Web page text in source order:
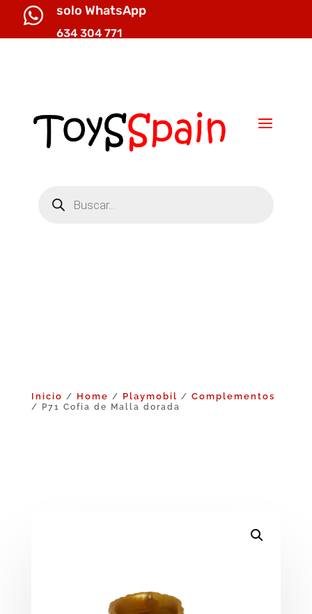
 solo WhatsApp
634 304 771
productos
Inicio / Home / Playmobil / Complementos
/ P71 Cofia de Malla dorada